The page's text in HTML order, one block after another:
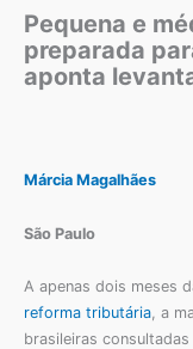
Pequena e
preparada
aponta
Márcia Magalhães
São Paulo
A apenas dois meses
reforma tributária , a
brasileiras